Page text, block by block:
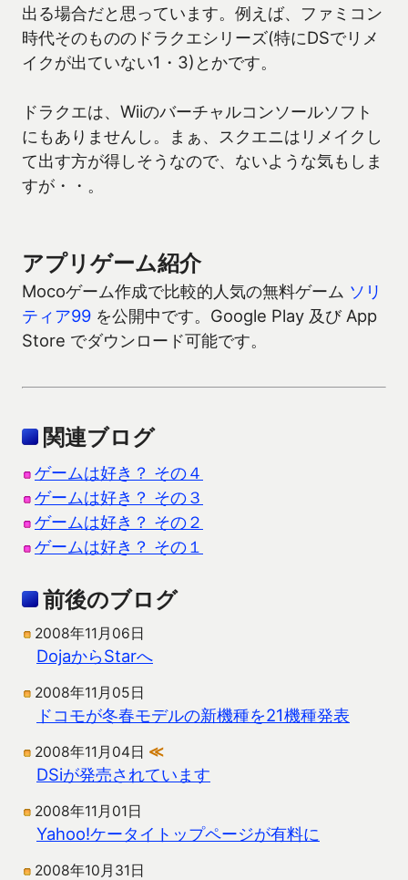
出る場合だと思っています。例えば、ファミコン
時代そのもののドラクエシリーズ(特にDSでリメ
イクが出ていない1・3)とかです。
ドラクエは、Wiiのバーチャルコンソールソフト
にもありませんし。まぁ、スクエニはリメイクし
て出す方が得しそうなので、ないような気もしま
すが・・。
アプリゲーム紹介
Mocoゲーム作成で比較的人気の無料ゲーム ソリ
ティア99 を公開中です。Google Play 及び App
Store でダウンロード可能です。
関連ブログ
ゲームは好き？ その４
ゲームは好き？ その３
ゲームは好き？ その２
ゲームは好き？ その１
前後のブログ
2008年11月06日
DojaからStarへ
2008年11月05日
ドコモが冬春モデルの新機種を21機種発表
2008年11月04日 ≪
DSiが発売されています
2008年11月01日
Yahoo!ケータイトップページが有料に
2008年10月31日